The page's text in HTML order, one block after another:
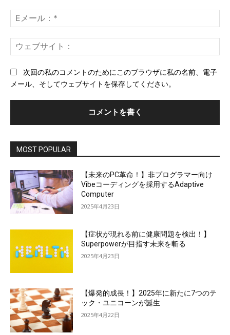
ト：
*
メ
ー
*ェ
次回の私のコメントのためにこのブラウザに私の名前、電子
メール、そしてウェブサイトを保存してください。
MOST POPULAR
【未来のPC革命！】非プログラマー向け
Vibeコーディングを採用するAdaptive
Computer
2025年4月23日
【症状が現れる前に健康問題を検出！】
Superpowerが目指す未来を斬る
2025年4月23日
【爆発的成長！】2025年に新たに7つのテ
ック・ユニコーンが誕生
2025年4月22日